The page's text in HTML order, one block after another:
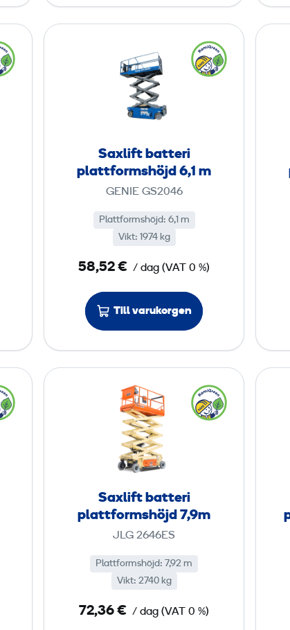
t
t
o
r
m
s
ö
j
d
5
,
m
a
x
l
i
t
b
t
e
p
l
a
t
t
f
o
r
m
s
ö
j
d
,
Saxlift batteri
plattformshöjd 6,1 m
GENIE GS2046
Plattformshöjd: 6,1 m
Vikt: 1974 kg
58,52 € / dag (VAT 0 %)
Till varukorgen
a
x
l
i
f
t
b
t
e
Saxlift batteri
plattformshöjd 7,9m
JLG 2646ES
Plattformshöjd: 7,92 m
Vikt: 2740 kg
72,36 € / dag (VAT 0 %)